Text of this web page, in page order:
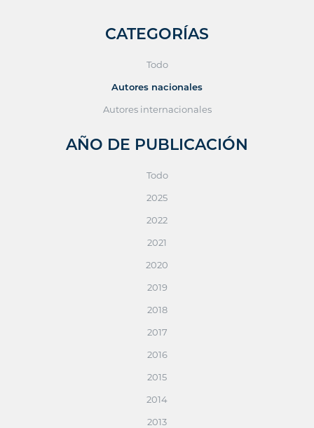
CATEGORÍAS
Todo
Autores nacionales
Autores internacionales
AÑO DE PUBLICACIÓN
Todo
2025
2022
2021
2020
2019
2018
2017
2016
2015
2014
2013